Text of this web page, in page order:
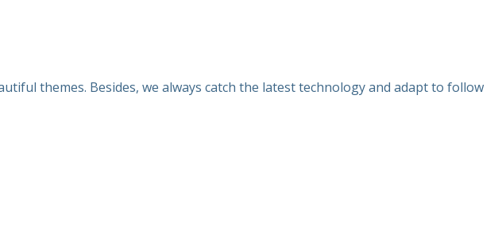
themes. Besides, we always catch the latest technology and adapt to follow